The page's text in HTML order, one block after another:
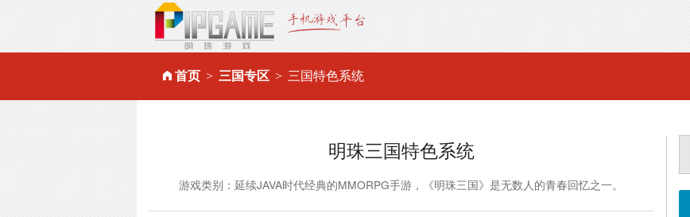
首页 三国专区 三国特色系统
明珠三国特色系统
游戏类别：延续JAVA时代经典的MMORPG手游，《明珠三国》是无数人的青春回忆之一。